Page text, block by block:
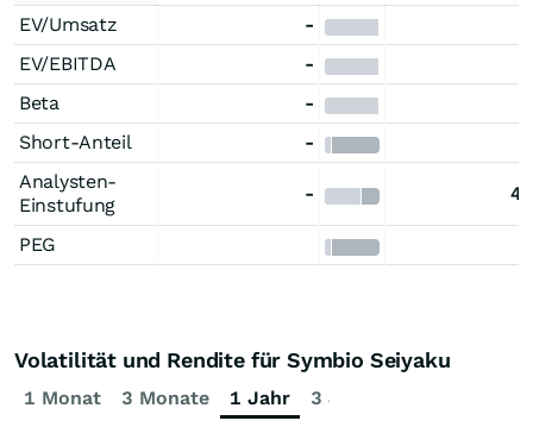
EV/Umsatz
-
EV/EBITDA
-
Beta
-
Short-Anteil
-
Analysten-
Einstufung
-
PEG
Volatilität und Rendite für Symbio Seiyaku
1 Monat 3 Monate 1 Jahr 3 Jahre